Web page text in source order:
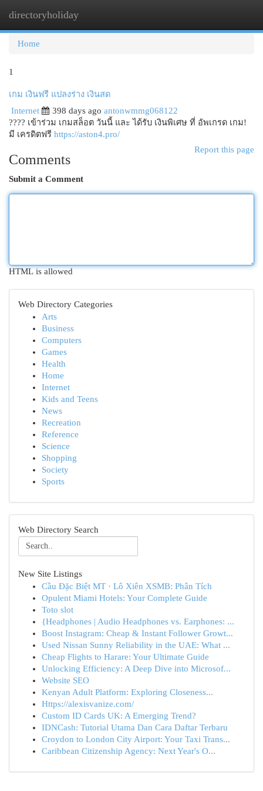
directoryholiday
Home
1
เกม เงินฟรี แปลงร่าง เงินสด
Internet
398 days ago antonwmmg068122
???? เข้าร่วม เกมสล็อต วันนี้ และ ได้รับ เงินพิเศษ ที่ อัพเกรด เกม!
มี เครดิตฟรี https://aston4.pro/
Report this page
Comments
Submit a Comment
HTML is allowed
Web Directory Categories
Arts
Business
Computers
Games
Health
Home
Internet
Kids and Teens
News
Recreation
Reference
Science
Shopping
Society
Sports
Web Directory Search
New Site Listings
Cầu Đặc Biệt MT · Lô Xiên XSMB: Phân Tích
Opulent Miami Hotels: Your Complete Guide
Toto slot
{Headphones | Audio Headphones vs. Earphones: ...
Boost Instagram: Cheap & Instant Follower Growt...
Used Nissan Sunny Reliability in the UAE: What ...
Cheap Flights to Harare: Your Ultimate Guide
Unlocking Efficiency: A Deep Dive into Microsof...
Website SEO
Kenyan Adult Platform: Exploring Closeness...
Https://alexisvanize.com/
Custom ID Cards UK: A Emerging Trend?
IDNCash: Tutorial Utama Dan Cara Daftar Terbaru
Croydon to London City Airport: Your Taxi Trans...
Caribbean Citizenship Agency: Next Year's O...